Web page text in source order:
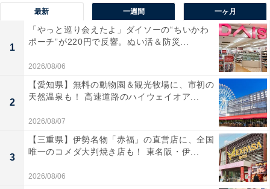
最新 一週間 一ヶ月
1
「やっと巡り会えたよ」ダイソーの“ちいかわ
ポーチ”が220円で反響。ぬい活＆防災...
2026/08/06
2
【愛知県】無料の動物園＆観光牧場に、市初の
天然温泉も！ 高速道路のハイウェイオア...
2026/08/07
3
【三重県】伊勢名物「赤福」の直営店に、全国
唯一のコメダ大判焼き店も！ 東名阪・伊...
2026/08/06